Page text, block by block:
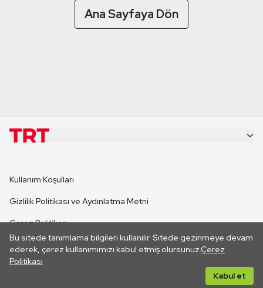
Ana Sayfaya Dön
Bu sitede tanımlama bilgileri kullanılır. Sitede gezinmeye devam
ederek, çerez kullanımımızı kabul etmiş olursunuz.Çerez
Politikası
Kabul et
CANLI YAYINLAR
Kullanım Koşulları
Gizlilik Politikası ve Aydınlatma Metni
Çerez Politikası
İletişim
Her hakkı saklıdır. ©2026 TRT. Bağlantı yoluyla gidilen dış